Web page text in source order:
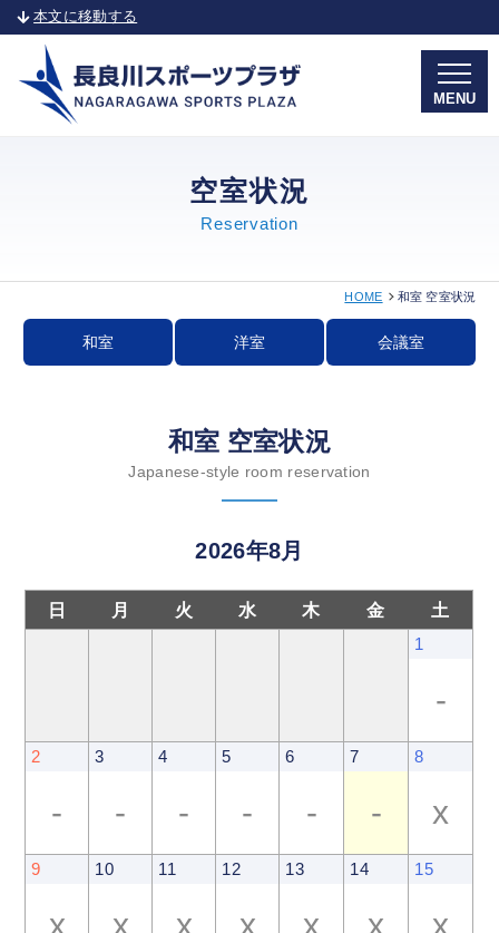
本文に移動する
空室状況
Reservation
HOME 和室 空室状況
和室 洋室 会議室
和室 空室状況
Japanese-style room reservation
2026年8月
日 月 火 水 木 金 土
1
-
2
-
3
-
4
-
5
-
6
-
7
-
8
x
9
x
10
x
11
x
12
x
13
x
14
x
15
x
MENU